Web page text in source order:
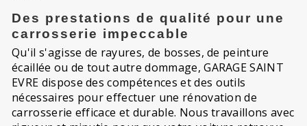
Des prestations de qualité pour une
carrosserie impeccable
Qu'il s'agisse de rayures, de bosses, de peinture
écaillée ou de tout autre dommage, GARAGE SAINT
EVRE dispose des compétences et des outils
nécessaires pour effectuer une rénovation de
carrosserie efficace et durable. Nous travaillons avec